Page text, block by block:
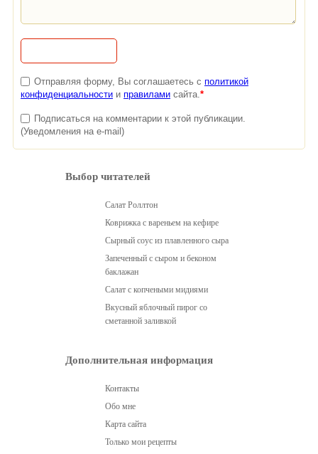
Отправляя форму, Вы соглашаетесь с политикой
конфиденциальности и правилами сайта. *
Подписаться на комментарии к этой публикации.
(Уведомления на e-mail)
Выбор читателей
Салат Роллтон
Коврижка с вареньем на кефире
Сырный соус из плавленного сыра
Запеченный с сыром и беконом
баклажан
Салат с копчеными мидиями
Вкусный яблочный пирог со
сметанной заливкой
Дополнительная информация
Контакты
Обо мне
Карта сайта
Только мои рецепты